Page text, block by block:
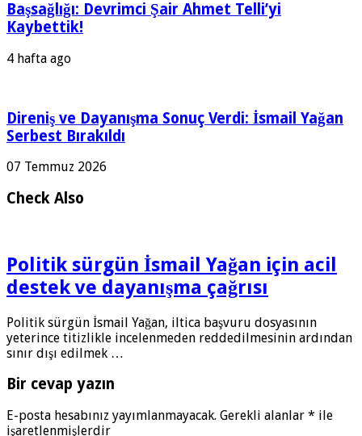
Başsağlığı: Devrimci Şair Ahmet Telli’yi
Kaybettik!
4 hafta ago
Direniş ve Dayanışma Sonuç Verdi: İsmail Yağan
Serbest Bırakıldı
07 Temmuz 2026
Check Also
Politik sürgün İsmail Yağan için acil
destek ve dayanışma çağrısı
Politik sürgün İsmail Yağan, iltica başvuru dosyasının
yeterince titizlikle incelenmeden reddedilmesinin ardından
sınır dışı edilmek …
Bir cevap yazın
E-posta hesabınız yayımlanmayacak. Gerekli alanlar * ile
işaretlenmişlerdir